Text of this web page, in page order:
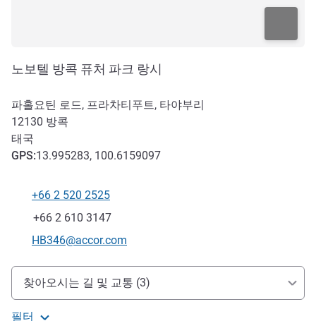
노보텔 방콕 퓨처 파크 랑시
파홀요틴 로드, 프라차티푸트, 타야부리
12130 방콕
태국
GPS:13.995283, 100.6159097
전화
+66 2 520 2525
팩스
+66 2 610 3147
E-mail
HB346@accor.com
호텔 접근 및 교통
찾아오시는 길 및 교통 (3)
필터